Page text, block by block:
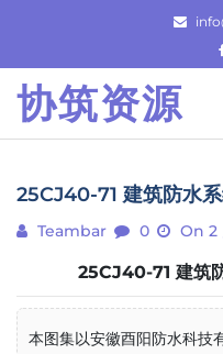
content
协筑资源
25CJ40-71 建筑防水系
Teambar 0 On 2
25CJ40-71 建筑
本图集以安徽酉阳防水科技